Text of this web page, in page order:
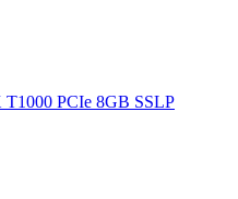
PCIe 8GB SSLP